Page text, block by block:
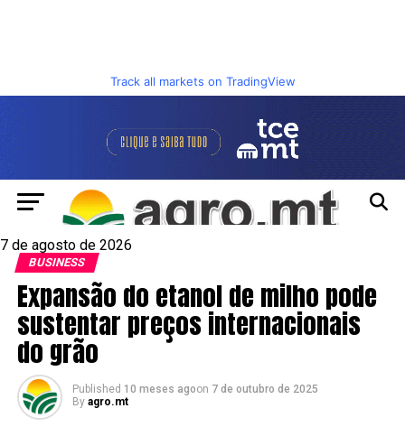
Track all markets on TradingView
7 de agosto de 2026
BUSINESS
Expansão do etanol de milho pode
sustentar preços internacionais
do grão
Published 10 meses agoon 7 de outubro de 2025
By agro.mt